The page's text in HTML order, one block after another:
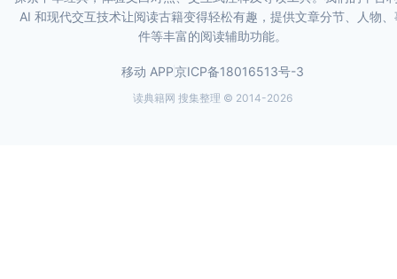
AI 和现代交互技术让阅读古籍变得轻松有趣，提供文章分节、人物、
件等丰富的阅读辅助功能。
移动 APP京ICP备18016513号-3
读典籍网 搜集整理 © 2014-2026